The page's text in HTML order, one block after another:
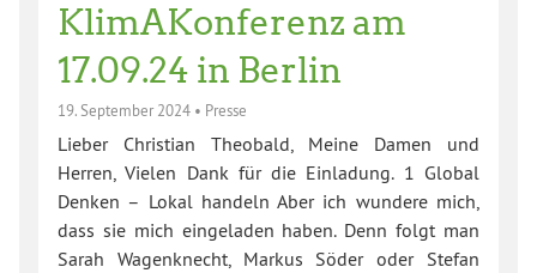
KlimAKonferenz am
17.09.24 in Berlin
19. September 2024 • Presse
Lieber Christian Theobald, Meine Damen und
Herren, Vielen Dank für die Einladung. 1 Global
Denken – Lokal handeln Aber ich wundere mich,
dass sie mich eingeladen haben. Denn folgt man
Sarah Wagenknecht, Markus Söder oder Stefan